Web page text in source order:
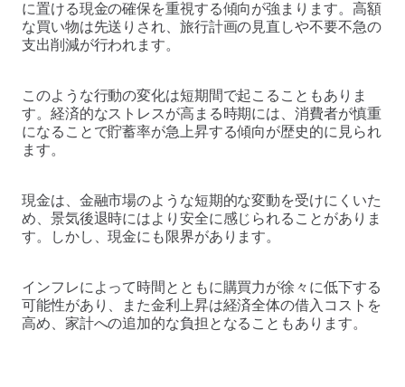
に置ける現金の確保を重視する傾向が強まります。高額
な買い物は先送りされ、旅行計画の見直しや不要不急の
支出削減が行われます。
このような行動の変化は短期間で起こることもありま
す。経済的なストレスが高まる時期には、消費者が慎重
になることで貯蓄率が急上昇する傾向が歴史的に見られ
ます。
現金は、金融市場のような短期的な変動を受けにくいた
め、景気後退時にはより安全に感じられることがありま
す。しかし、現金にも限界があります。
インフレによって時間とともに購買力が徐々に低下する
可能性があり、また金利上昇は経済全体の借入コストを
高め、家計への追加的な負担となることもあります。